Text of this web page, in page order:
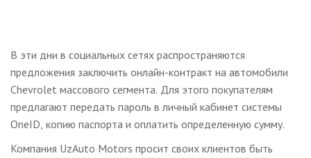
В эти дни в социальных сетях распространяются
предложения заключить онлайн-контракт на автомобили
Chevrolet массового сегмента. Для этого покупателям
предлагают передать пароль в личный кабинет системы
OneID, копию паспорта и оплатить определенную сумму.
Компания UzAuto Motors просит своих клиентов быть